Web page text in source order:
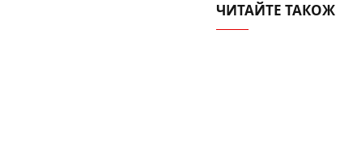
ЧИТАЙТЕ ТАКОЖ